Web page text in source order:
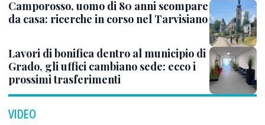
Camporosso, uomo di 80 anni scompare
da casa: ricerche in corso nel Tarvisiano
Lavori di bonifica dentro al municipio di
Grado, gli uffici cambiano sede: ecco i
prossimi trasferimenti
VIDEO